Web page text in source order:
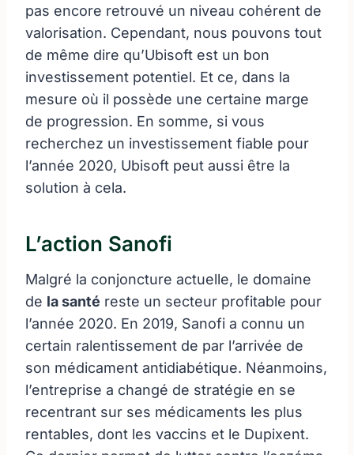
pas encore retrouvé un niveau cohérent de
valorisation. Cependant, nous pouvons tout
de même dire qu’Ubisoft est un bon
investissement potentiel. Et ce, dans la
mesure où il possède une certaine marge
de progression. En somme, si vous
recherchez un investissement fiable pour
l’année 2020, Ubisoft peut aussi être la
solution à cela.
L’action Sanofi
Malgré la conjoncture actuelle, le domaine
de la santé reste un secteur profitable pour
l’année 2020. En 2019, Sanofi a connu un
certain ralentissement de par l’arrivée de
son médicament antidiabétique. Néanmoins,
l’entreprise a changé de stratégie en se
recentrant sur ses médicaments les plus
rentables, dont les vaccins et le Dupixent.